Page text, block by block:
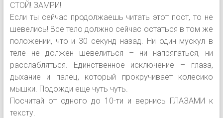
СТОЙ! ЗАМРИ!
Если ты сейчас продолжаешь читать этот пост, то не
шевелись! Все тело должно сейчас остаться в том же
положении, что и 30 секунд назад. Ни один мускул в
теле не должен шевелиться – ни напрягаться, ни
расслабляться. Единственное исключение – глаза,
дыхание и палец, который прокручивает колесико
мышки. Подожди еще чуть чуть.
Посчитай от одного до 10-ти и вернись ГЛАЗАМИ к
тексту.